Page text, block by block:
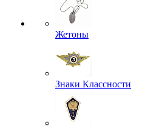
Жетоны
Знаки Классности